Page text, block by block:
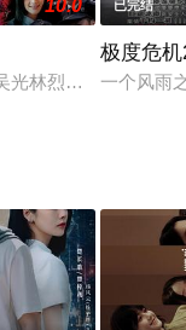
，三代女婿伺候三代
10.0
光林烈士的真实事迹
已完结
极度危机
一个风雨